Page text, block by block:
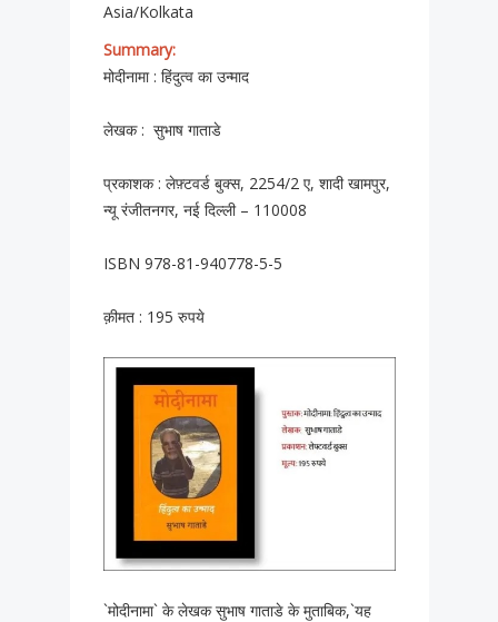
Asia/Kolkata
Summary:
मोदीनामा : हिंदुत्व का उन्माद
लेखक : सुभाष गाताडे
प्रकाशक : लेफ़्टवर्ड बुक्स, 2254/2 ए, शादी खामपुर,
न्यू रंजीतनगर, नई दिल्ली – 110008
ISBN 978-81-940778-5-5
क़ीमत : 195 रुपये
`मोदीनामा` के लेखक सुभाष गाताडे के मुताबिक,`यह